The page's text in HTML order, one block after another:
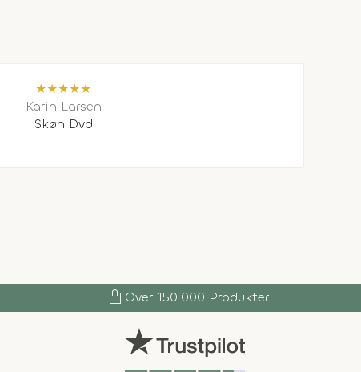
★★★★★
Karin Larsen
Skøn Dvd
shopping_bag Over 150.000 Produkter